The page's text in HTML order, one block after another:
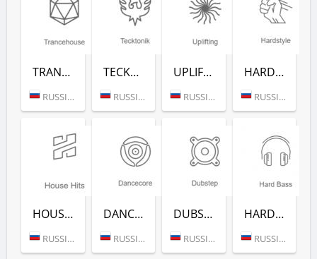
TRANCEHOUSE (РАДИО РЕКОРД)
RUSSIA (MOSCOW)
TECKTONIK (РАДИО РЕКОРД)
RUSSIA (MOSCOW)
UPLIFTING (РАДИО РЕКОРД)
RUSSIA (MOSCOW)
HARDSTYLE (РАДИО РЕКОРД)
RUSSIA (MOSCOW)
HOUSE HITS (РАДИО РЕКОРД)
RUSSIA (MOSCOW)
DANCECORE (РАДИО РЕКОРД)
RUSSIA (MOSCOW)
DUBSTEP (РАДИО РЕКОРД)
RUSSIA (MOSCOW)
HARD BASS (РАДИО РЕКОРД)
RUSSIA (MOSCOW)